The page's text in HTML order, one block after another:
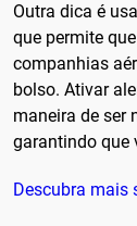
Outra dica é
que permite
companhias
bolso. Ativar
maneira de ser
garantindo que
Descubra mais